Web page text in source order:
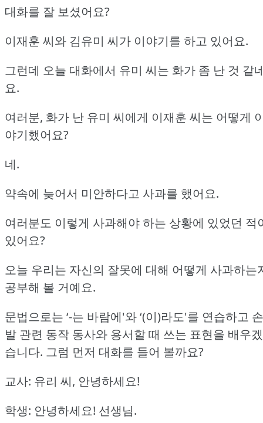
대화를 잘 보셨어요?
이재훈 씨와 김유미 씨가 이야기를 하고 있어요.
그런데 오늘 대화에서 유미 씨는 화가 좀 난 것 같
요.
여러분, 화가 난 유미 씨에게 이재훈 씨는 어떻게
야기했어요?
네.
약속에 늦어서 미안하다고 사과를 했어요.
여러분도 이렇게 사과해야 하는 상황에 있었던 적
있어요?
오늘 우리는 자신의 잘못에 대해 어떻게 사과하는
공부해 볼 거예요.
문법으로는 ‘-는 바람에'와 ‘(이)라도'를 연습하고
발 관련 동작 동사와 용서할 때 쓰는 표현을 배우겠
습니다. 그럼 먼저 대화를 들어 볼까요?
교사: 유리 씨, 안녕하세요!
학생: 안녕하세요! 선생님.